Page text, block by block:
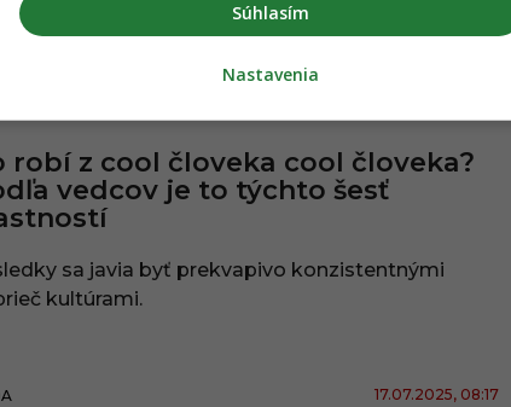
robí z cool človeka cool človeka?
vedcov je to týchto šesť
sa javia byť prekvapivo konzistentnými
kultúrami.
17.07.2025, 08:17
Súhlasím
Nastavenia